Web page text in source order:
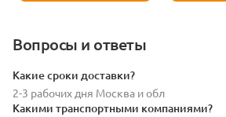
Вопросы и ответы
Какие сроки доставки?
2-3 рабочих дня Москва и обл
Какими транспортными компаниями?